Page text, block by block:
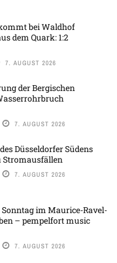
bei Waldhof
dem Quark: 1:2
7. AUGUST 2026
der Bergischen
7. AUGUST 2026
Düsseldorfer Südens
Stromausfällen
7. AUGUST 2026
im Maurice-Ravel-
– pempelfort music
7. AUGUST 2026